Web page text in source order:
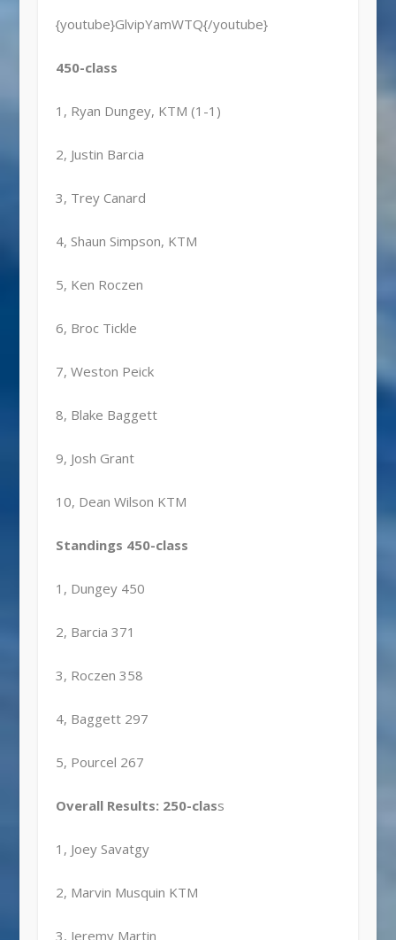
{youtube}GlvipYamWTQ{/youtube}
450-class
1, Ryan Dungey, KTM (1-1)
2, Justin Barcia
3, Trey Canard
4, Shaun Simpson, KTM
5, Ken Roczen
6, Broc Tickle
7, Weston Peick
8, Blake Baggett
9, Josh Grant
10, Dean Wilson KTM
Standings 450-class
1, Dungey 450
2, Barcia 371
3, Roczen 358
4, Baggett 297
5, Pourcel 267
Overall Results: 250-class
1, Joey Savatgy
2, Marvin Musquin KTM
3, Jeremy Martin